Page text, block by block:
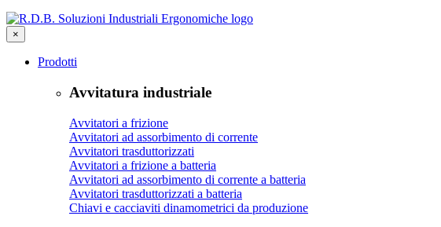
×
Prodotti
Avvitatura industriale
Avvitatori a frizione
Avvitatori ad assorbimento di corrente
Avvitatori trasduttorizzati
Avvitatori a frizione a batteria
Avvitatori ad assorbimento di corrente a batteria
Avvitatori trasduttorizzati a batteria
Chiavi e cacciaviti dinamometrici da produzione